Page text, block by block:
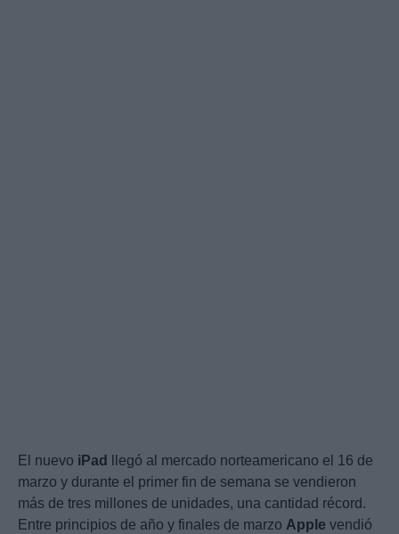
El nuevo iPad
llegó al mercado norteamericano el 16 de
marzo y durante el primer fin de semana se vendieron
más de tres millones de unidades, una cantidad récord.
Entre principios de año y finales de marzo Apple vendió